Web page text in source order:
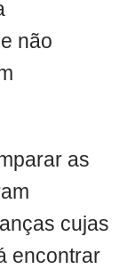
não
as
cujas
encontrar